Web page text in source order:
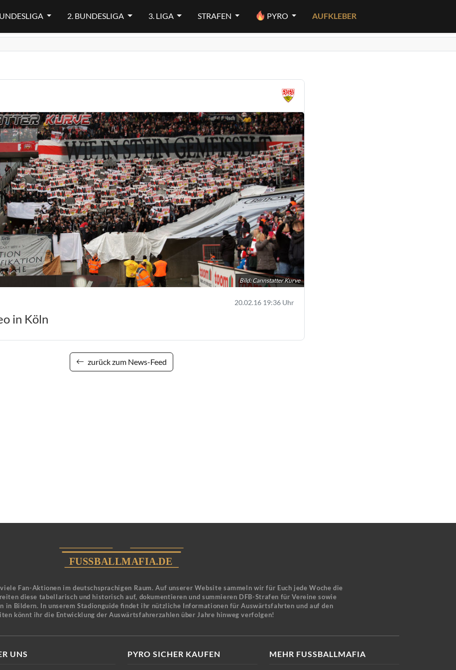
2. BUNDESLIGA 3. LIGA STRAFEN PYRO AUFKLEBER
Bild: Cannstatter Kurve
20.02.16 19:36 Uhr
in Köln
zurück zum News-Feed
Fan-Aktionen im deutschsprachigen Raum. Auf unserer Website sammeln wir für Euch jede Woche die
diese tabellarisch und historisch auf, dokumentieren und summieren DFB-Strafen für Vereine sowie
in Bildern. In unserem Stadionguide findet ihr nützliche Informationen für Auswärtsfahrten und auf den
könnt ihr die Entwicklung der Auswärtsfahrerzahlen über Jahre hinweg verfolgen!
UNS PYRO SICHER KAUFEN MEHR FUSSBALLMAFIA